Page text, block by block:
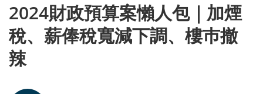
2024財政預算案懶人包｜加煙
稅、薪俸稅寬減下調、樓巿撤
辣